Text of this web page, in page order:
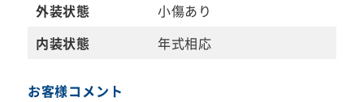
外装状態
小傷あり
内装状態
年式相応
お客様コメント